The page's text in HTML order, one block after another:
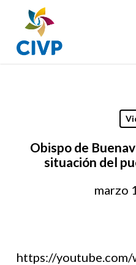
main
content
Obispo de
situación del
marzo
https://youtube.com/